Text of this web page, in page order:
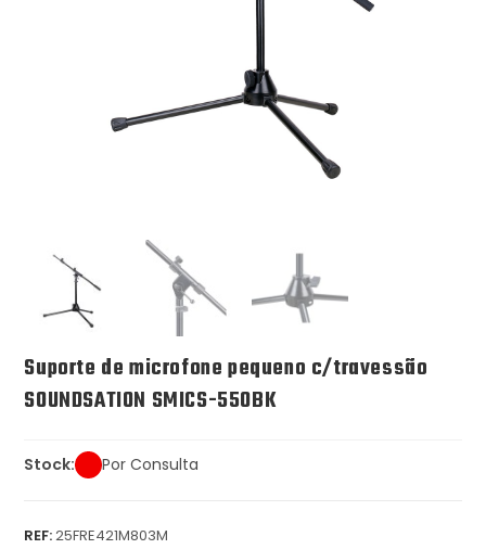
Suporte de microfone pequeno c/travessão
SOUNDSATION SMICS-550BK
Stock: Por Consulta
REF:25FRE421M803M